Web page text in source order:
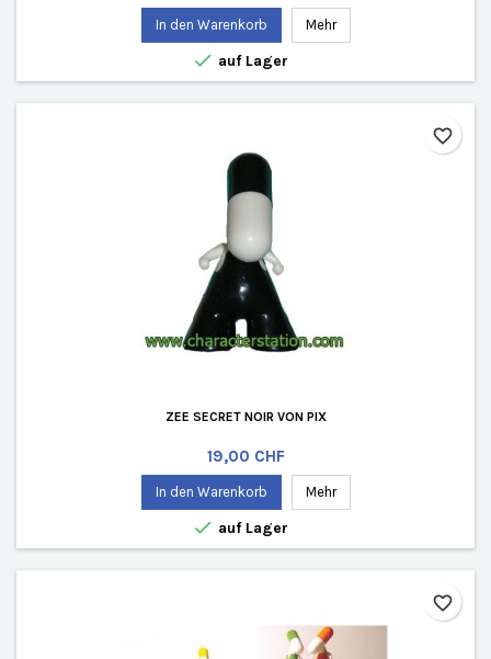
In den Warenkorb Mehr
 auf Lager
ZEE SECRET NOIR VON PIX
Preis
19,00 CHF
In den Warenkorb Mehr
 auf Lager
favorite_border
favorite_border